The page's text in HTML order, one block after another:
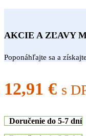
AKCIE A ZĽAVY
Poponáhľajte sa a
12,91 € s
Doručenie do 5-7 dní